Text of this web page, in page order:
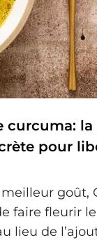
curcuma: la
pour
goût,
faire fleurir
lieu de